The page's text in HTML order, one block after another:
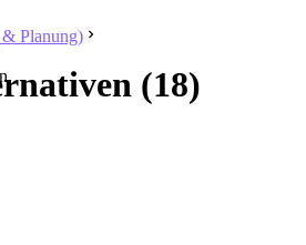
Planung)
(18)